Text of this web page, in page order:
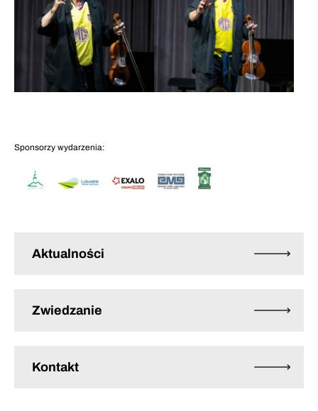
Sponsorzy wydarzenia:
Aktualności
Zwiedzanie
Kontakt